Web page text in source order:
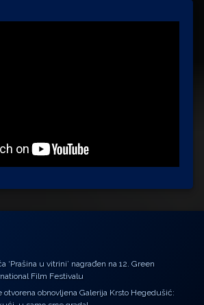
‘Prašina u vitrini’ nagrađen na 12. Green
Film Festivalu
obnovljena Galerija Krsto Hegedušić: